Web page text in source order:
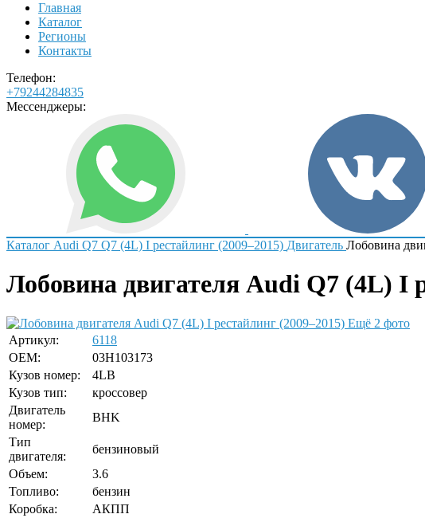
Главная
Каталог
Регионы
Контакты
Телефон:
+79244284835
Мессенджеры:
Каталог Audi Q7 Q7 (4L) I рестайлинг (2009–2015) Двигатель Лобовина
Лобовина двигателя Audi Q7 (4L) I
Ещё 2 фото
Артикул:
6118
OEM:
03H103173
Кузов номер:
4LB
Кузов тип:
кроссовер
Двигатель
номер:
BHK
Тип
двигателя:
бензиновый
Объем:
3.6
Топливо:
бензин
Коробка:
АКПП